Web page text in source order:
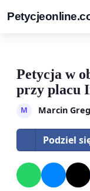
Petycja w
przy placu
M Marcin
Podziel